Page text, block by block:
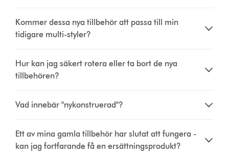
Kommer dessa nya tillbehör att passa till min
tidigare multi-styler?
Hur kan jag säkert rotera eller ta bort de nya
tillbehören?
Vad innebär "nykonstruerad"?
Ett av mina gamla tillbehör har slutat att fungera -
kan jag fortfarande få en ersättningsprodukt?